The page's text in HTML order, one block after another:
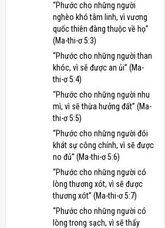
“Phước cho những người
nghèo khó tâm linh, vì vương
quốc thiên đàng thuộc về họ”
(Ma-thi-ơ 5:3)
“Phước cho những người than
khóc, vì sẽ được an ủi” (Ma-
thi-ơ 5:4)
“Phước cho những người nhu
mì, vì sẽ thừa hưởng đất” (Ma-
thi-ơ 5:5)
“Phước cho những người đói
khát sự công chính, vì sẽ được
no đủ” (Ma-thi-ơ 5:6)
“Phước cho những người có
lòng thương xót, vì sẽ được
thương xót” (Ma-thi-ơ 5:7)
“Phước cho những người có
lòng trong sạch, vì sẽ thấy